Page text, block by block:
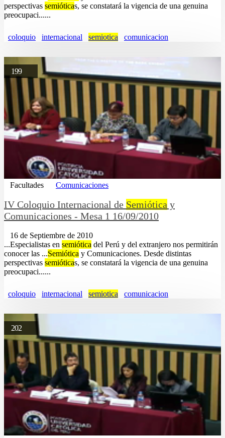
perspectivas semióticas, se constatará la vigencia de una genuina
preocupaci......
coloquio internacional semiotica comunicacion
199
Facultades Comunicaciones
IV Coloquio Internacional de Semiótica y
Comunicaciones - Mesa 1 16/09/2010
16 de Septiembre de 2010
...Especialistas en semiótica del Perú y del extranjero nos permitirán
conocer las ...Semiótica y Comunicaciones. Desde distintas
perspectivas semióticas, se constatará la vigencia de una genuina
preocupaci......
coloquio internacional semiotica comunicacion
202